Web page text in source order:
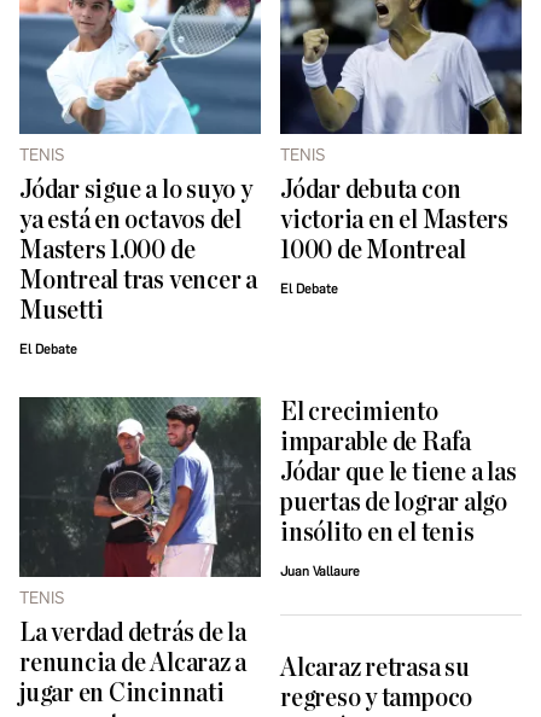
TENIS
Jódar sigue a lo suyo y
ya está en octavos del
Masters 1.000 de
Montreal tras vencer a
Musetti
El Debate
TENIS
Jódar debuta con
victoria en el Masters
1000 de Montreal
El Debate
TENIS
La verdad detrás de la
renuncia de Alcaraz a
jugar en Cincinnati
El crecimiento
imparable de Rafa
Jódar que le tiene a las
puertas de lograr algo
insólito en el tenis
Juan Vallaure
Alcaraz retrasa su
regreso y tampoco